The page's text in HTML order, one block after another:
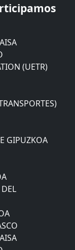
(UETR)
GIPUZKOA